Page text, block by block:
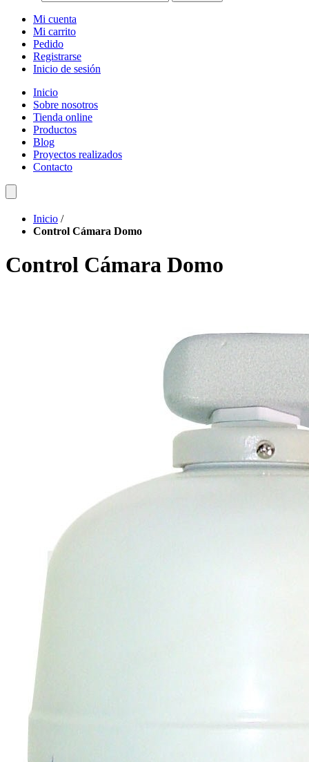
Mi cuenta
Mi carrito
Pedido
Registrarse
Inicio de sesión
Inicio
Sobre nosotros
Tienda online
Productos
Blog
Proyectos realizados
Contacto
Inicio /
Control Cámara Domo
Control Cámara Domo